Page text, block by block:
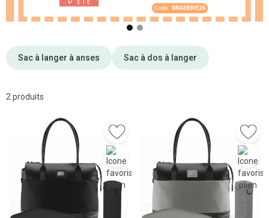
Sac à langer à anses Sac à dos à langer
2 produits